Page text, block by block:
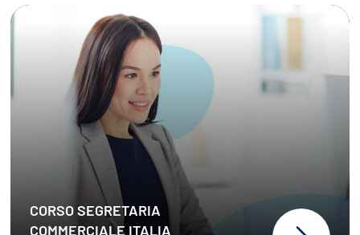
CORSO SEGRETARIA
COMMERCIALE ITALIA